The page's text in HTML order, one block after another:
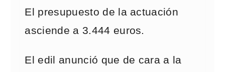
El presupuesto de la actuación
asciende a 3.444 euros.
El edil anunció que de cara a la